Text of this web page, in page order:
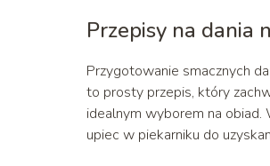
Przepisy na dania
Przygotowanie smacznych
to prosty przepis, który
idealnym wyborem na obiad.
upiec w piekarniku do